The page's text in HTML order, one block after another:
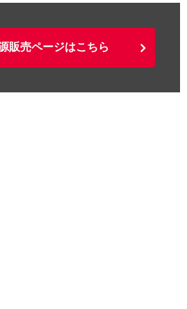
販売ページはこちら